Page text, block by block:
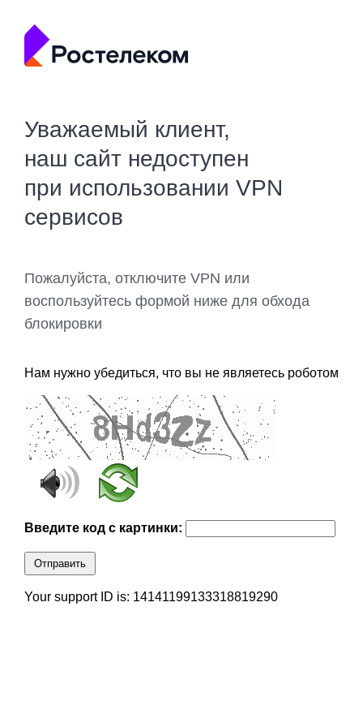
Уважаемый клиент,
наш сайт недоступен
при использовании VPN
сервисов
Пожалуйста, отключите VPN или
воспользуйтесь формой ниже для обхода
блокировки
Нам нужно убедиться, что вы не являетесь роботом
Введите код с картинки:
Отправить
Your support ID is: 14141199133318819290